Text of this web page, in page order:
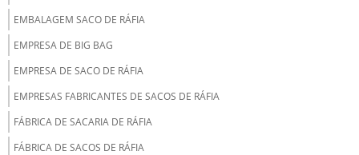
EMBALAGEM SACO DE RÁFIA
EMPRESA DE BIG BAG
EMPRESA DE SACO DE RÁFIA
EMPRESAS FABRICANTES DE SACOS DE RÁFIA
FÁBRICA DE SACARIA DE RÁFIA
FÁBRICA DE SACOS DE RÁFIA